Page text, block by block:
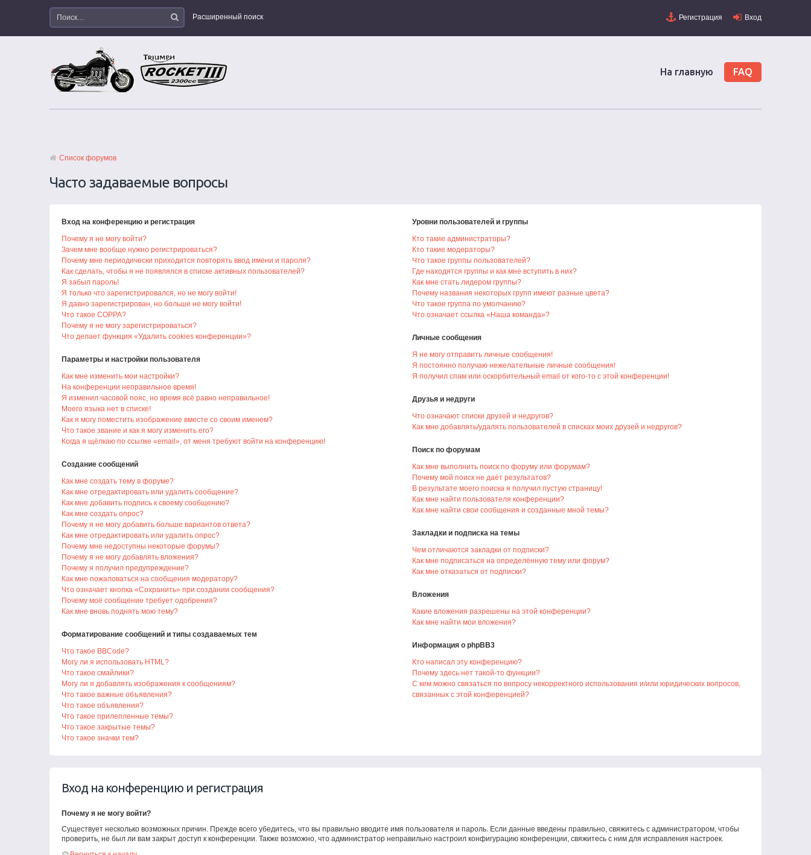
Регистрация Вход
Расширенный поиск
На главную FAQ
Список форумов
Часто задаваемые вопросы
Вход на конференцию и регистрация
Почему я не могу войти?
Зачем мне вообще нужно регистрироваться?
Почему мне периодически приходится повторять ввод имени и пароля?
Как сделать, чтобы я не появлялся в списке активных пользователей?
Я забыл пароль!
Я только что зарегистрировался, но не могу войти!
Я давно зарегистрирован, но больше не могу войти!
Что такое COPPA?
Почему я не могу зарегистрироваться?
Что делает функция «Удалить cookies конференции»?
Параметры и настройки пользователя
Как мне изменить мои настройки?
На конференции неправильное время!
Я изменил часовой пояс, но время всё равно неправильное!
Моего языка нет в списке!
Как я могу поместить изображение вместе со своим именем?
Что такое звание и как я могу изменить его?
Когда я щёлкаю по ссылке «email», от меня требуют войти на конференцию!
Создание сообщений
Как мне создать тему в форуме?
Как мне отредактировать или удалить сообщение?
Как мне добавить подпись к своему сообщению?
Как мне создать опрос?
Почему я не могу добавить больше вариантов ответа?
Как мне отредактировать или удалить опрос?
Почему мне недоступны некоторые форумы?
Почему я не могу добавлять вложения?
Почему я получил предупреждение?
Как мне пожаловаться на сообщения модератору?
Что означает кнопка «Сохранить» при создании сообщения?
Почему моё сообщение требует одобрения?
Как мне вновь поднять мою тему?
Форматирование сообщений и типы создаваемых тем
Что такое BBCode?
Могу ли я использовать HTML?
Что такое смайлики?
Могу ли я добавлять изображения к сообщениям?
Что такое важные объявления?
Что такое объявления?
Что такое прилепленные темы?
Что такое закрытые темы?
Что такое значки тем?
Уровни пользователей и группы
Кто такие администраторы?
Кто такие модераторы?
Что такое группы пользователей?
Где находятся группы и как мне вступить в них?
Как мне стать лидером группы?
Почему названия некоторых групп имеют разные цвета?
Что такое группа по умолчанию?
Что означает ссылка «Наша команда»?
Личные сообщения
Я не могу отправить личные сообщения!
Я постоянно получаю нежелательные личные сообщения!
Я получил спам или оскорбительный email от кого-то с этой конференции!
Друзья и недруги
Что означают списки друзей и недругов?
Как мне добавлять/удалять пользователей в списках моих друзей и недругов?
Поиск по форумам
Как мне выполнить поиск по форуму или форумам?
Почему мой поиск не даёт результатов?
В результате моего поиска я получил пустую страницу!
Как мне найти пользователя конференции?
Как мне найти свои сообщения и созданные мной темы?
Закладки и подписка на темы
Чем отличаются закладки от подписки?
Как мне подписаться на определённую тему или форум?
Как мне отказаться от подписки?
Вложения
Какие вложения разрешены на этой конференции?
Как мне найти мои вложения?
Информация о phpBB3
Кто написал эту конференцию?
Почему здесь нет такой-то функции?
С кем можно связаться по вопросу некорректного использования и/или юридических вопросов,
связанных с этой конференцией?
Вход на конференцию и регистрация
Почему я не могу войти?
Существует несколько возможных причин. Прежде всего убедитесь, что вы правильно вводите имя пользователя и пароль. Если данные введены правильно, свяжитесь с администратором, чтобы
проверить, не был ли вам закрыт доступ к конференции. Также возможно, что администратор неправильно настроил конфигурацию конференции, свяжитесь с ним для исправления настроек.